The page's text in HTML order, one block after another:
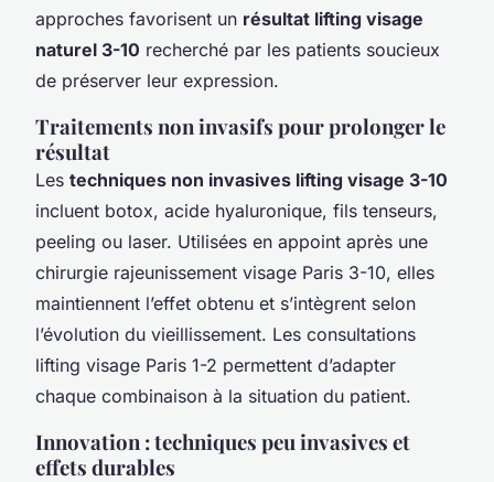
approches favorisent un résultat lifting visage
naturel 3-10 recherché par les patients soucieux
de préserver leur expression.
Traitements non invasifs pour prolonger le
résultat
Les techniques non invasives lifting visage 3-10
incluent botox, acide hyaluronique, fils tenseurs,
peeling ou laser. Utilisées en appoint après une
chirurgie rajeunissement visage Paris 3-10, elles
maintiennent l’effet obtenu et s’intègrent selon
l’évolution du vieillissement. Les consultations
lifting visage Paris 1-2 permettent d’adapter
chaque combinaison à la situation du patient.
Innovation : techniques peu invasives et
effets durables